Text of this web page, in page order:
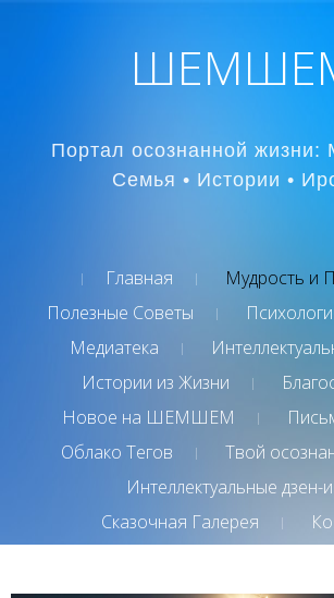
Портал осознанной жизни:
Семья • Истории •
Главная
Мудрость и
Полезные Советы
Медиатека
Истории из Жизни
Новое на ШЕМШЕМ
Облако Тегов
Твой
Интеллектуальные дзен-
Сказочная Галерея